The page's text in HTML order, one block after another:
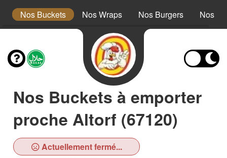
Nos Buckets Nos Wraps Nos Burgers Nos
Nos Buckets à emporter
proche Altorf (67120)
Actuellement fermé...